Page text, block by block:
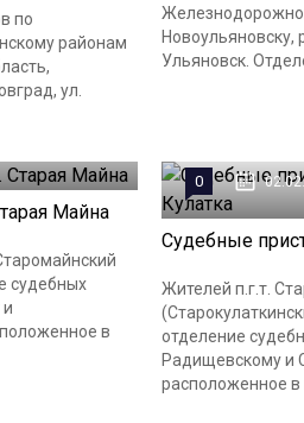
по
районам
ул.
Новоульяновску,
Ульяновск.
Майна
судебных
в
0
Судебные
Жителей п.г.т.
отделение
Радищевскому и
расположенное в